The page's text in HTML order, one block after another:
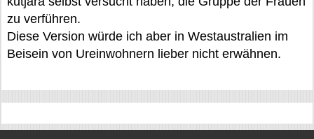
zu verführen.
Diese Version würde ich aber in Westaustralien im
Beisein von Ureinwohnern lieber nicht erwähnen.